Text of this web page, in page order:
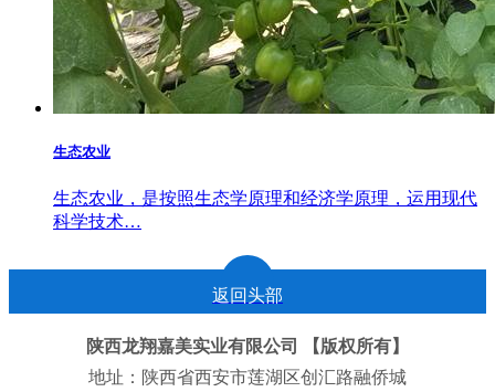
生态农业
生态农业，是按照生态学原理和经济学原理，运用现代
科学技术…
返回头部
陕西龙翔嘉美实业有限公司 【版权所有】
地址：陕西省西安市莲湖区创汇路融侨城